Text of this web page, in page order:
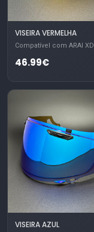
VISEIRA VERMELHA
Compatível com ARAI XD
46.99€
VISEIRA AZUL